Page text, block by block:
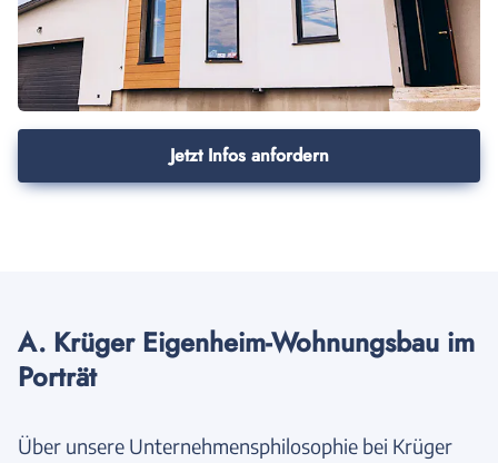
Jetzt Infos anfordern
A. Krüger Eigenheim-Wohnungsbau im
Porträt
Über unsere Unternehmensphilosophie bei Krüger